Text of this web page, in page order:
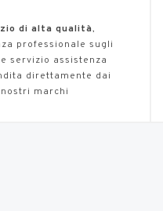
di alta qualità,
professionale sugli
servizio assistenza
direttamente dai
nostri marchi